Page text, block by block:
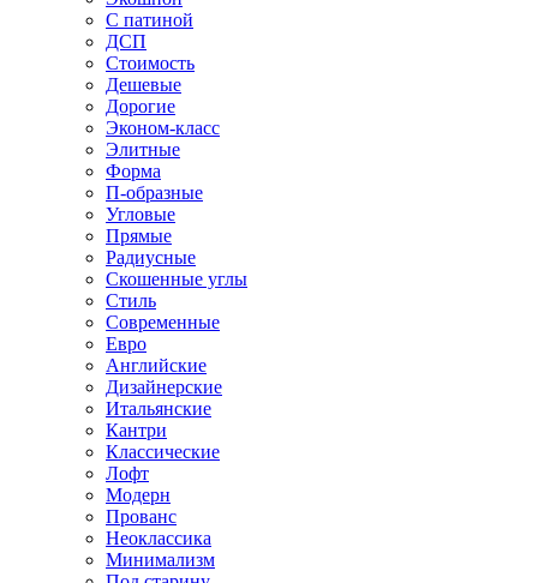
С патиной
ДСП
Стоимость
Дешевые
Дорогие
Эконом-класс
Элитные
Форма
П-образные
Угловые
Прямые
Радиусные
Скошенные углы
Стиль
Современные
Евро
Английские
Дизайнерские
Итальянские
Кантри
Классические
Лофт
Модерн
Прованс
Неоклассика
Минимализм